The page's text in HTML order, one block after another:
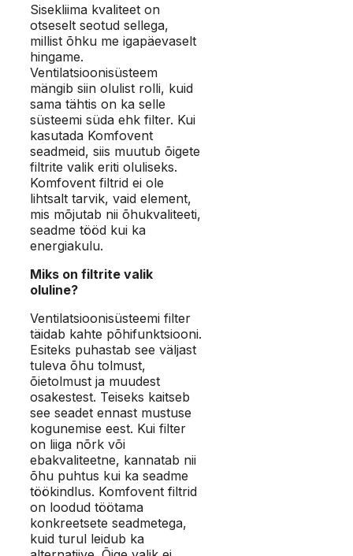
Sisekliima kvaliteet on
otseselt seotud sellega,
millist õhku me igapäevaselt
hingame.
Ventilatsioonisüsteem
mängib siin olulist rolli, kuid
sama tähtis on ka selle
süsteemi süda ehk filter. Kui
kasutada Komfovent
seadmeid, siis muutub õigete
filtrite valik eriti oluliseks.
Komfovent filtrid ei ole
lihtsalt tarvik, vaid element,
mis mõjutab nii õhukvaliteeti,
seadme tööd kui ka
energiakulu.
Miks on filtrite valik
oluline?
Ventilatsioonisüsteemi filter
täidab kahte põhifunktsiooni.
Esiteks puhastab see väljast
tuleva õhu tolmust,
õietolmust ja muudest
osakestest. Teiseks kaitseb
see seadet ennast mustuse
kogunemise eest. Kui filter
on liiga nõrk või
ebakvaliteetne, kannatab nii
õhu puhtus kui ka seadme
töökindlus. Komfovent filtrid
on loodud töötama
konkreetsete seadmetega,
kuid turul leidub ka